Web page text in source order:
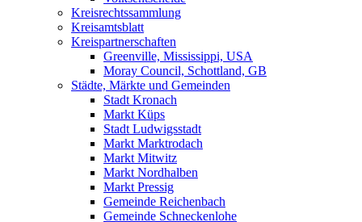
Kreisrechtssammlung
Kreisamtsblatt
Kreispartnerschaften
Greenville, Mississippi, USA
Moray Council, Schottland, GB
Städte, Märkte und Gemeinden
Stadt Kronach
Markt Küps
Stadt Ludwigsstadt
Markt Marktrodach
Markt Mitwitz
Markt Nordhalben
Markt Pressig
Gemeinde Reichenbach
Gemeinde Schneckenlohe